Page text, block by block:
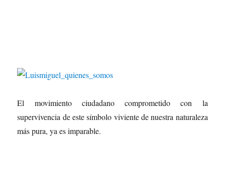
El movimiento ciudadano comprometido con la
supervivencia de este símbolo viviente de nuestra naturaleza
más pura, ya es imparable.